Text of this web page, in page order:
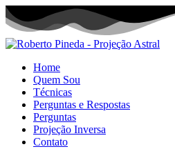
Home
Quem Sou
Técnicas
Perguntas e Respostas
Perguntas
Projeção Inversa
Contato